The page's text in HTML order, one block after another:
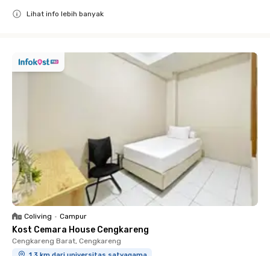
Lihat info lebih banyak
Coliving • Campur
Kost Cemara House Cengkareng
Cengkareng Barat, Cengkareng